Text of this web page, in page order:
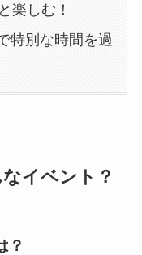
楽しむ！
特別な時間を過
イベント？
？